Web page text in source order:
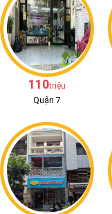
110triệu
Quận 7